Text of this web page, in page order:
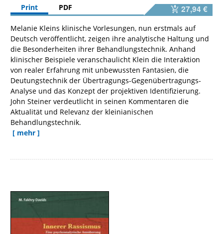
Print PDF 27,94 €
Melanie Kleins klinische Vorlesungen, nun erstmals auf
Deutsch veröffentlicht, zeigen ihre analytische Haltung und
die Besonderheiten ihrer Behandlungstechnik. Anhand
klinischer Beispiele veranschaulicht Klein die Interaktion
von realer Erfahrung mit unbewussten Fantasien, die
Deutungstechnik der Übertragungs-Gegenübertragungs-
Analyse und das Konzept der projektiven Identifizierung.
John Steiner verdeutlicht in seinen Kommentaren die
Aktualität und Relevanz der kleinianischen
Behandlungstechnik.
[ mehr ]